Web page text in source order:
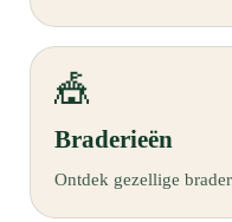
🎪
Braderieën
Ontdek gezellige